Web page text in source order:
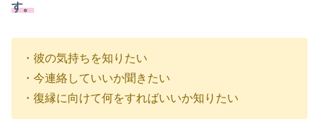
す。
・彼の気持ちを知りたい
・今連絡していいか聞きたい
・復縁に向けて何をすればいいか知りたい